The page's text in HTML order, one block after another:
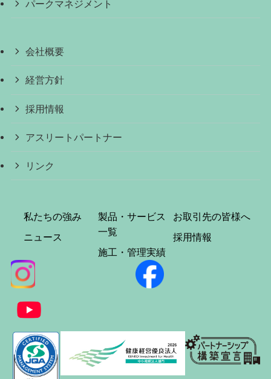
パークマネジメント
会社概要
経営方針
採用情報
アスリートパートナー
リンク
私たちの強み
ニュース
製品・サービス
一覧
施工・管理実績
お取引先の皆様へ
採用情報